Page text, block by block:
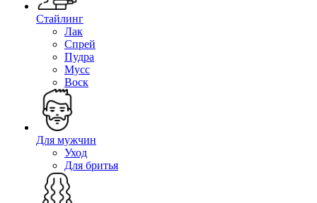
Стайлинг
Лак
Спрей
Пудра
Мусс
Воск
Для мужчин
Уход
Для бритья